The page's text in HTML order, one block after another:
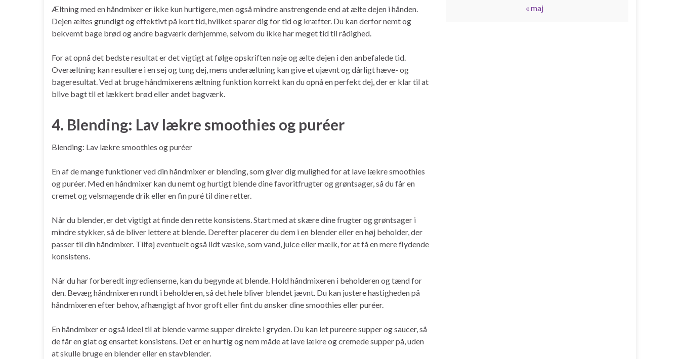
Æltning med en håndmixer er ikke kun hurtigere, men også mindre anstrengende end at ælte dejen i hånden.
Dejen æltes grundigt og effektivt på kort tid, hvilket sparer dig for tid og kræfter. Du kan derfor nemt og
bekvemt bage brød og andre bagværk derhjemme, selvom du ikke har meget tid til rådighed.
For at opnå det bedste resultat er det vigtigt at følge opskriften nøje og ælte dejen i den anbefalede tid.
Overæltning kan resultere i en sej og tung dej, mens underæltning kan give et ujævnt og dårligt hæve- og
bageresultat. Ved at bruge håndmixerens æltning funktion korrekt kan du opnå en perfekt dej, der er klar til at
blive bagt til et lækkert brød eller andet bagværk.
4. Blending: Lav lækre smoothies og puréer
Blending: Lav lækre smoothies og puréer
En af de mange funktioner ved din håndmixer er blending, som giver dig mulighed for at lave lækre smoothies
og puréer. Med en håndmixer kan du nemt og hurtigt blende dine favoritfrugter og grøntsager, så du får en
cremet og velsmagende drik eller en fin puré til dine retter.
Når du blender, er det vigtigt at finde den rette konsistens. Start med at skære dine frugter og grøntsager i
mindre stykker, så de bliver lettere at blende. Derefter placerer du dem i en blender eller en høj beholder, der
passer til din håndmixer. Tilføj eventuelt også lidt væske, som vand, juice eller mælk, for at få en mere flydende
konsistens.
Når du har forberedt ingredienserne, kan du begynde at blende. Hold håndmixeren i beholderen og tænd for
den. Bevæg håndmixeren rundt i beholderen, så det hele bliver blendet jævnt. Du kan justere hastigheden på
håndmixeren efter behov, afhængigt af hvor groft eller fint du ønsker dine smoothies eller puréer.
En håndmixer er også ideel til at blende varme supper direkte i gryden. Du kan let pureere supper og saucer, så
de får en glat og ensartet konsistens. Det er en hurtig og nem måde at lave lækre og cremede supper på, uden
at skulle bruge en blender eller en stavblender.
« maj